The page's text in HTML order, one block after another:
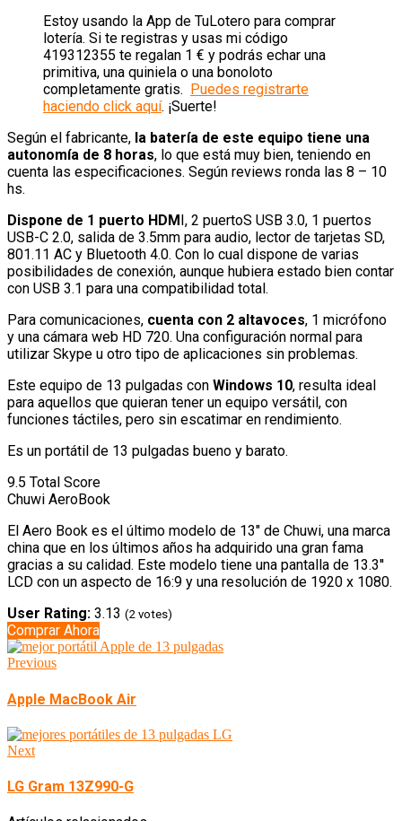
Estoy usando la App de TuLotero para comprar
lotería. Si te registras y usas mi código
419312355 te regalan 1 € y podrás echar una
primitiva, una quiniela o una bonoloto
completamente gratis.
Puedes registrarte
haciendo click aquí. ¡Suerte!
Según el fabricante, la batería de este equipo tiene una
autonomía de 8 horas, lo que está muy bien, teniendo en
cuenta las especificaciones. Según reviews ronda las 8 – 10
hs.
Dispone de 1 puerto HDM I, 2 puertoS USB 3.0, 1 puertos
USB-C 2.0, salida de 3.5mm para audio, lector de tarjetas SD,
801.11 AC y Bluetooth 4.0. Con lo cual dispone de varias
posibilidades de conexión, aunque hubiera estado bien contar
con USB 3.1 para una compatibilidad total.
Para comunicaciones, cuenta con 2 altavoces, 1 micrófono
y una cámara web HD 720. Una configuración normal para
utilizar Skype u otro tipo de aplicaciones sin problemas.
Este equipo de 13 pulgadas con Windows 10, resulta ideal
para aquellos que quieran tener un equipo versátil, con
funciones táctiles, pero sin escatimar en rendimiento.
Es un portátil de 13 pulgadas bueno y barato.
9.5 Total Score
Chuwi AeroBook
El Aero Book es el último modelo de 13" de Chuwi, una marca
china que en los últimos años ha adquirido una gran fama
gracias a su calidad. Este modelo tiene una pantalla de 13.3''
LCD con un aspecto de 16:9 y una resolución de 1920 x 1080.
User Rating: 3.13 (2 votes)
Comprar Ahora
Previous
Apple MacBook Air
Next
LG Gram 13Z990-G